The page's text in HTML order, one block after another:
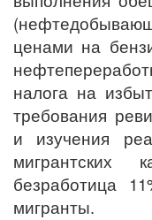
ценами на
налога на
требования
и изучения
мигрантских
безработица
мигранты.